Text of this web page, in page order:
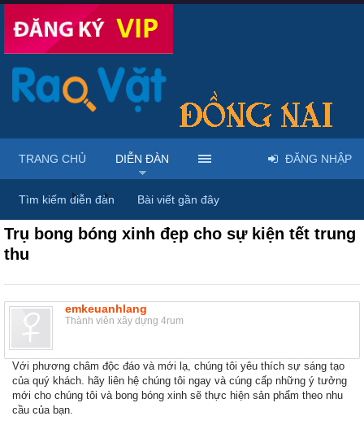
Diễn đàn ... Rao vặt tổng hợp - Uy tín - Miễn phí
Trụ bong bóng xinh đẹp cho sự kiện tết trung
thu
emkeuanhlang
Thành viên xây dựng 4rum
Với phương châm độc đáo và mới lạ, chúng tôi yêu thích sự sáng tạo
của quý khách. hãy liên hệ chúng tôi ngay và cúng cấp những ý tưởng
mới cho chúng tôi và bong bóng xinh sẽ thực hiện sản phẩm theo nhu
cầu của bạn.
TRANG CHỦ DIỄN ĐÀN
Tìm kiếm diễn đàn Bài viết gần đây
ĐĂNG NHẬP